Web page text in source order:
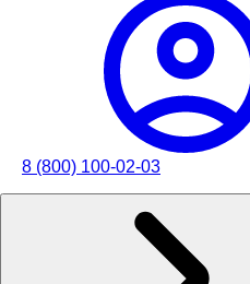
8 (800) 100-02-03